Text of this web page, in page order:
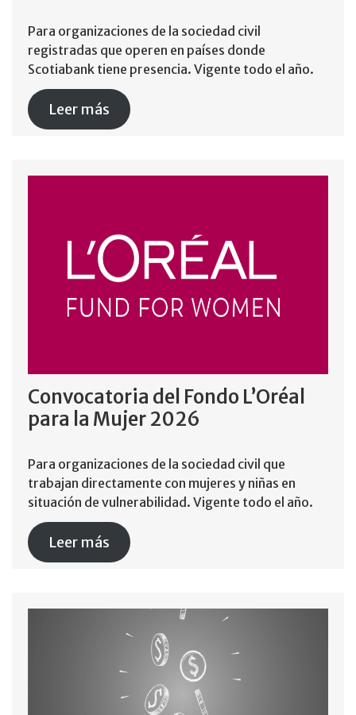
Para organizaciones de la sociedad civil
registradas que operen en países donde
Scotiabank tiene presencia. Vigente todo el año.
Leer más
Convocatoria del Fondo L’Oréal
para la Mujer 2026
Para organizaciones de la sociedad civil que
trabajan directamente con mujeres y niñas en
situación de vulnerabilidad. Vigente todo el año.
Leer más